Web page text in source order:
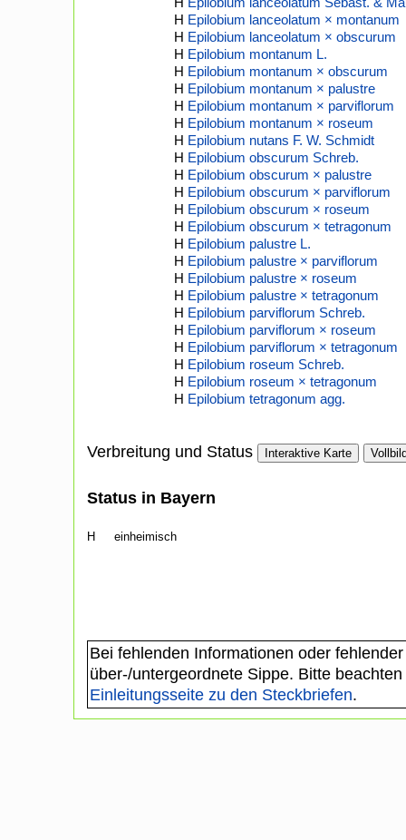
H Epilobium lanceolatum × montanum
H Epilobium lanceolatum × obscurum
H Epilobium montanum L.
H Epilobium montanum × obscurum
H Epilobium montanum × palustre
H Epilobium montanum × parviflorum
H Epilobium montanum × roseum
H Epilobium nutans F. W. Schmidt
H Epilobium obscurum Schreb.
H Epilobium obscurum × palustre
H Epilobium obscurum × parviflorum
H Epilobium obscurum × roseum
H Epilobium obscurum × tetragonum
H Epilobium palustre L.
H Epilobium palustre × parviflorum
H Epilobium palustre × roseum
H Epilobium palustre × tetragonum
H Epilobium parviflorum Schreb.
H Epilobium parviflorum × roseum
H Epilobium parviflorum × tetragonum
H Epilobium roseum Schreb.
H Epilobium roseum × tetragonum
H Epilobium tetragonum agg.
Verbreitung und Status Interaktive Karte
Status in Bayern
H einheimisch
Bei fehlenden Informationen oder
über-/untergeordnete Sippe. Bitte
Einleitungsseite zu den Steckbriefen.